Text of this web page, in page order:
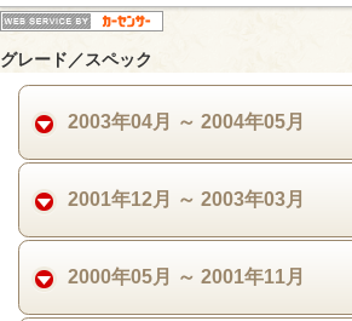
グレード／スペック
2003年04月 ～ 2004年05月
2001年12月 ～ 2003年03月
2000年05月 ～ 2001年11月